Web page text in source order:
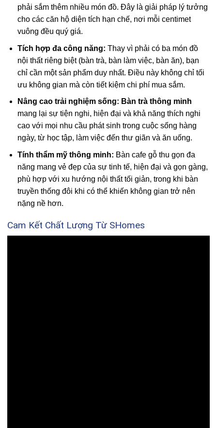
phải sắm thêm nhiều món đồ. Đây là giải pháp lý tưởng
cho các căn hộ diện tích hạn chế, nơi mỗi centimet
vuông đều quý giá.
Tích hợp đa công năng: Thay vì phải có ba món đồ
nội thất riêng biệt (bàn trà, bàn làm việc, bàn ăn), bạn
chỉ cần một sản phẩm duy nhất. Điều này không chỉ tối
ưu không gian mà còn tiết kiệm chi phí mua sắm.
Nâng cao trải nghiệm sống: Bàn trà thông minh
mang lại sự tiện nghi, hiện đại và khả năng thích nghi
cao với mọi nhu cầu phát sinh trong cuộc sống hàng
ngày, từ học tập, làm việc đến thư giãn và ăn uống.
Tính thẩm mỹ thông minh: Bàn cafe gỗ thu gọn đa
năng mang vẻ đẹp của sự tinh tế, hiện đại và gọn gàng,
phù hợp với xu hướng nội thất tối giản, trong khi bàn
truyền thống đôi khi có thể khiến không gian trở nên
nặng nề hơn.
Cam Kết Chất Lượng Từ SHomes